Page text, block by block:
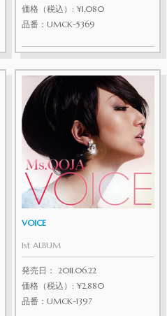
価格（税込）: ¥1,080
品番：UMCK-5369
VOICE
1st ALBUM
発売日： 2011.06.22
価格（税込）: ¥2,880
品番：UMCK-1397